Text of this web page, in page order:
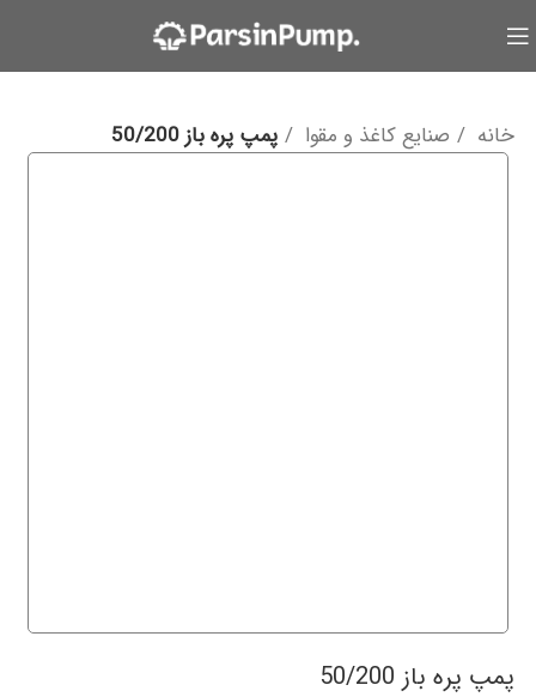
خانه صنایع کاغذ و مقوا پمپ پره باز 50/200
پمپ پره باز 50/200